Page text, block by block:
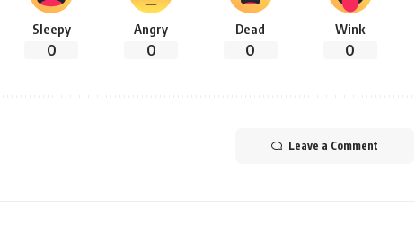
Sleepy
0
Angry
0
Dead
0
Wink
0
Leave a Comment